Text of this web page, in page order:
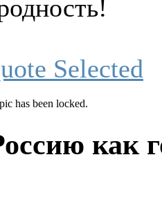
has been locked.
как